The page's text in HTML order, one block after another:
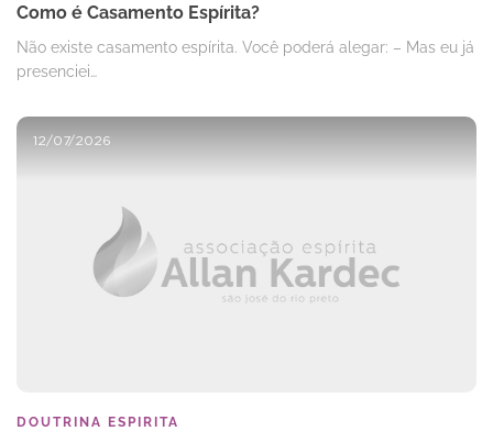
Como é Casamento Espírita?
Não existe casamento espírita. Você poderá alegar: – Mas eu já
presenciei…
12/07/2026
DOUTRINA ESPIRITA